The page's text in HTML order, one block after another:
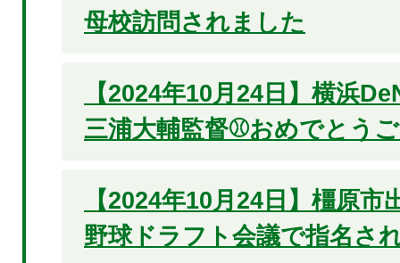
母校訪問されました
【2024年10月24日】横浜
三浦大輔監督⚾おめでとう
【2024年10月24日】橿原
野球ドラフト会議で指名さ